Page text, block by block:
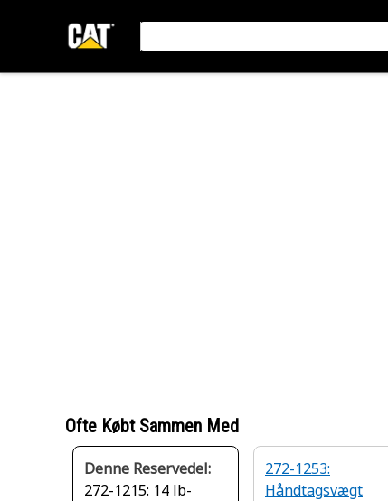
Ofte Købt Sammen Med
Denne Reservedel:
272-1215: 14 lb-
272-1253:
Håndtagsvægt